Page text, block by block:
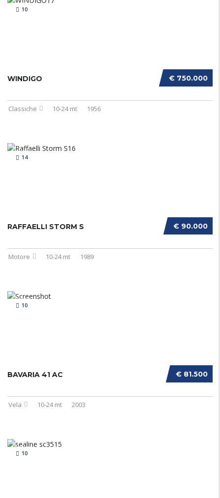
10
€ 750.000
WINDIGO
Classiche 10-24 mt 1956
14
€ 90.000
RAFFAELLI STORM S
Motore 10-24 mt 1989
10
€ 81.500
BAVARIA 41 AC
Vela 10-24 mt 2003
10